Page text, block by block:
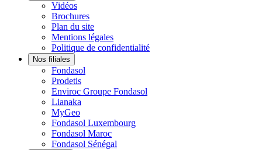
Vidéos
Brochures
Plan du site
Mentions légales
Politique de confidentialité
Nos filiales
Fondasol
Prodetis
Enviroc Groupe Fondasol
Lianaka
MyGeo
Fondasol Luxembourg
Fondasol Maroc
Fondasol Sénégal